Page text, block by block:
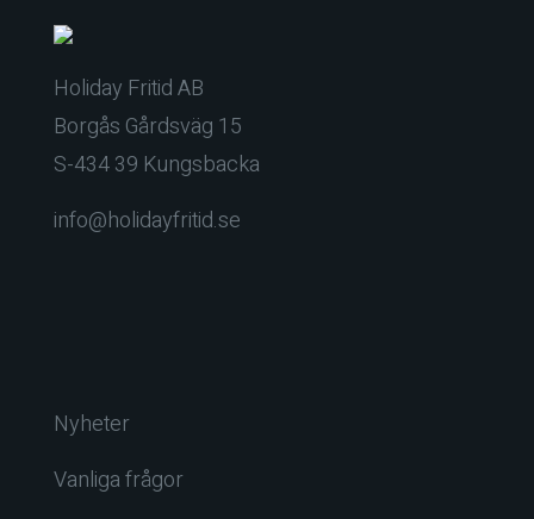
Holiday Fritid AB
Borgås Gårdsväg 15
S-434 39 Kungsbacka
info@holidayfritid.se
Nyheter
Vanliga frågor